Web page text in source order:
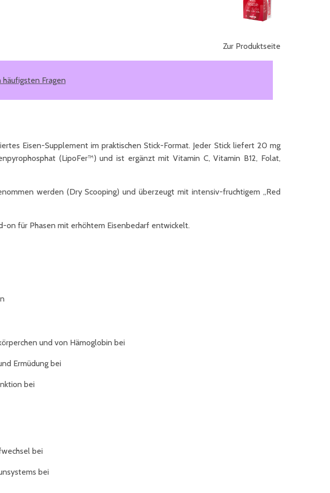
Zur Produktseite
Fragen
Eisen-Supplement im praktischen Stick-Format. Jeder Stick liefert 20 mg
(LipoFer™) und ist ergänzt mit Vitamin C, Vitamin B12, Folat,
werden (Dry Scooping) und überzeugt mit intensiv-fruchtigem „Red
on für Phasen mit erhöhtem Eisenbedarf entwickelt.
und von Hämoglobin bei
Ermüdung bei
bei
bei
bei